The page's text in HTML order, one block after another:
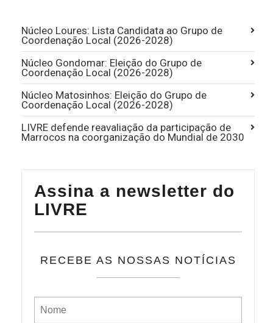
Núcleo Loures: Lista Candidata ao Grupo de
Coordenação Local (2026-2028)
Núcleo Gondomar: Eleição do Grupo de
Coordenação Local (2026-2028)
Núcleo Matosinhos: Eleição do Grupo de
Coordenação Local (2026-2028)
LIVRE defende reavaliação da participação de
Marrocos na coorganização do Mundial de 2030
Assina a newsletter do
LIVRE
RECEBE AS NOSSAS NOTÍCIAS